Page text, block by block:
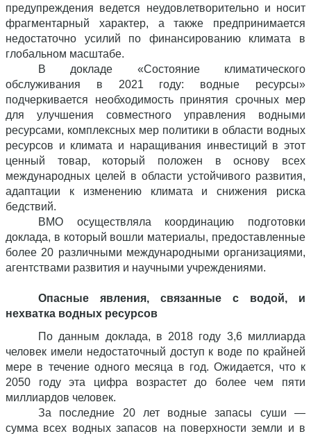
предупреждения ведется неудовлетворительно и носит
фрагментарный характер, а также предпринимается
недостаточно усилий по финансированию климата в
глобальном масштабе.
В докладе «Состояние климатического
обслуживания в 2021 году: водные ресурсы»
подчеркивается необходимость принятия срочных мер
для улучшения совместного управления водными
ресурсами, комплексных мер политики в области водных
ресурсов и климата и наращивания инвестиций в этот
ценный товар, который положен в основу всех
международных целей в области устойчивого развития,
адаптации к изменению климата и снижения риска
бедствий.
ВМО осуществляла координацию подготовки
доклада, в который вошли материалы, предоставленные
более 20 различными международными организациями,
агентствами развития и научными учреждениями.
Опасные явления, связанные с водой, и
нехватка водных ресурсов
По данным доклада, в 2018 году 3,6 миллиарда
человек имели недостаточный доступ к воде по крайней
мере в течение одного месяца в год. Ожидается, что к
2050 году эта цифра возрастет до более чем пяти
миллиардов человек.
За последние 20 лет водные запасы суши —
сумма всех водных запасов на поверхности земли и в